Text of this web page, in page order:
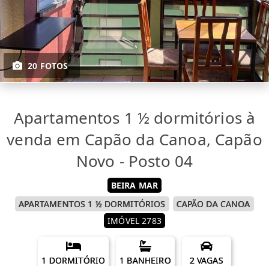
20 FOTOS
Apartamentos 1 ½ dormitórios à
venda em Capão da Canoa, Capão
Novo - Posto 04
BEIRA MAR
APARTAMENTOS 1 ½ DORMITÓRIOS
CAPÃO DA CANOA
IMÓVEL 2783
1 DORMITÓRIO 1 BANHEIRO 2 VAGAS